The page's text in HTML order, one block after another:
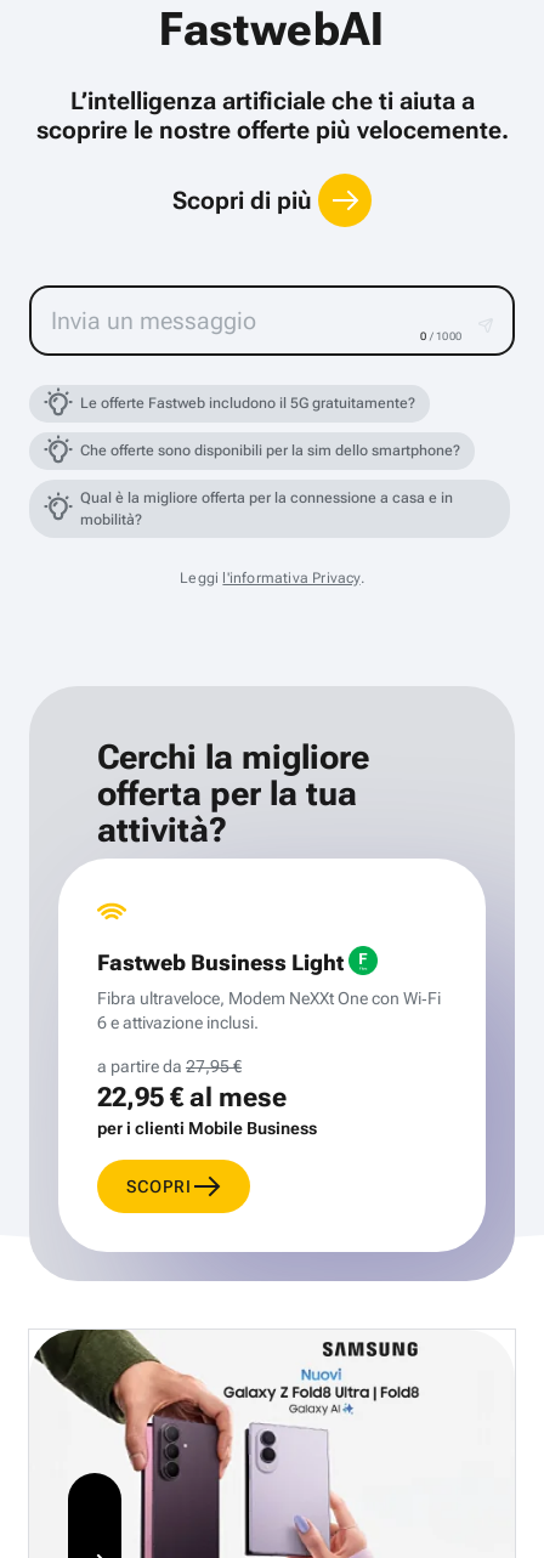
FastwebAI
L’intelligenza artificiale che ti aiuta a
scoprire le nostre offerte più velocemente.
Scopri di più
0 / 1000
Le offerte Fastweb includono il 5G gratuitamente?
Che offerte sono disponibili per la sim dello smartphone?
Qual è la migliore offerta per la connessione a casa e in
mobilità?
Leggi l'informativa Privacy.
Cerchi la migliore
offerta per la tua
attività?
Fastweb Business Light
Fibra ultraveloce, Modem NeXXt One con Wi‑Fi
6 e attivazione inclusi.
a partire da 27,95 €
22,95 €al mese
per i clienti Mobile Business
SCOPRI